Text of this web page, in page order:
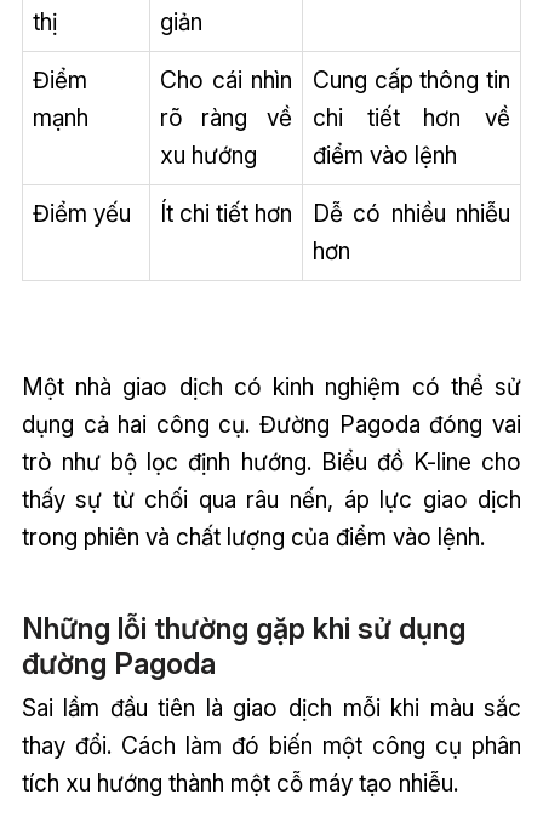
thị
giản
Điểm
mạnh
Cho cái nhìn
rõ ràng về
xu hướng
Cung cấp thông tin
chi tiết hơn về
điểm vào lệnh
Điểm yếu
Ít chi tiết hơn
Dễ có nhiều nhiễu
hơn
Một nhà giao dịch có kinh nghiệm có thể sử
dụng cả hai công cụ. Đường Pagoda đóng vai
trò như bộ lọc định hướng. Biểu đồ K-line cho
thấy sự từ chối qua râu nến, áp lực giao dịch
trong phiên và chất lượng của điểm vào lệnh.
Những lỗi thường gặp khi sử dụng
đường Pagoda
Sai lầm đầu tiên là giao dịch mỗi khi màu sắc
thay đổi. Cách làm đó biến một công cụ phân
tích xu hướng thành một cỗ máy tạo nhiễu.